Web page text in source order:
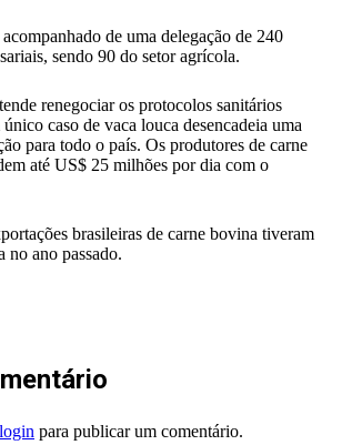
de uma delegação de 240
sendo 90 do setor agrícola.
renegociar os protocolos sanitários
caso de vaca louca desencadeia uma
para todo o país. Os produtores de carne
até US$ 25 milhões por dia com o
brasileiras de carne bovina tiveram
no ano passado.
login para publicar um comentário.